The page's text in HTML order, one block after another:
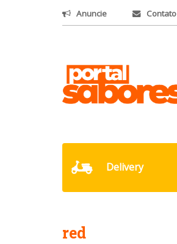
Anuncie Contato
Delivery
red